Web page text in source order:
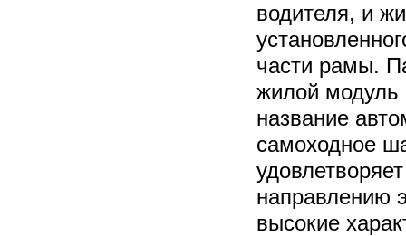
водителя, и
части рамы.
жилой модуль
название
самоходное
направлению
высокие